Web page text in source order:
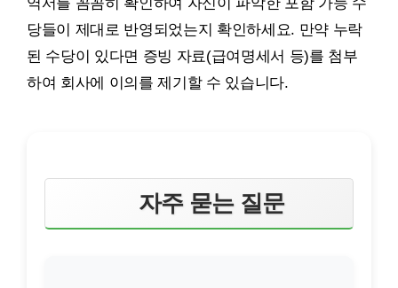
당들이 제대로 반영되었는지 확인하세요. 만약 누락
된 수당이 있다면 증빙 자료(급여명세서 등)를 첨부
하여 회사에 이의를 제기할 수 있습니다.
자주 묻는 질문